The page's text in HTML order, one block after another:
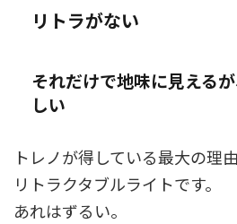
リトラがない
それだけで地味に見える
しい
トレノが得している最大の理
リトラクタブルライトです。
あれはずるい。